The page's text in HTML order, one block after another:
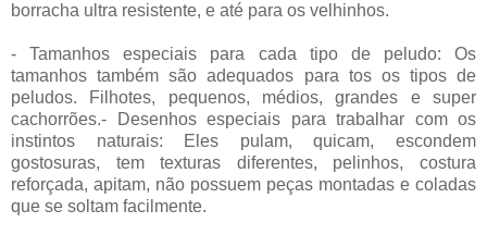
borracha ultra resistente, e até para os velhinhos.
- Tamanhos especiais para cada tipo de peludo: Os
tamanhos também são adequados para tos os tipos de
peludos. Filhotes, pequenos, médios, grandes e super
cachorrões.- Desenhos especiais para trabalhar com os
instintos naturais: Eles pulam, quicam, escondem
gostosuras, tem texturas diferentes, pelinhos, costura
reforçada, apitam, não possuem peças montadas e coladas
que se soltam facilmente.